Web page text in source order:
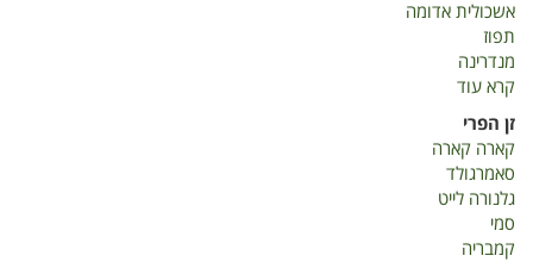
אשכולית אדומה
תפוז
מנדרינה
קרא עוד
הדרים
2019
זן הפרי
קארה קארה
סאמרגולד
גלנורה לייט
סמי
קמבריה